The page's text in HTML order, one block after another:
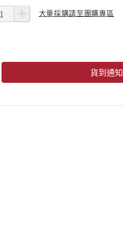
大量採購請至團購專區
貨到通知